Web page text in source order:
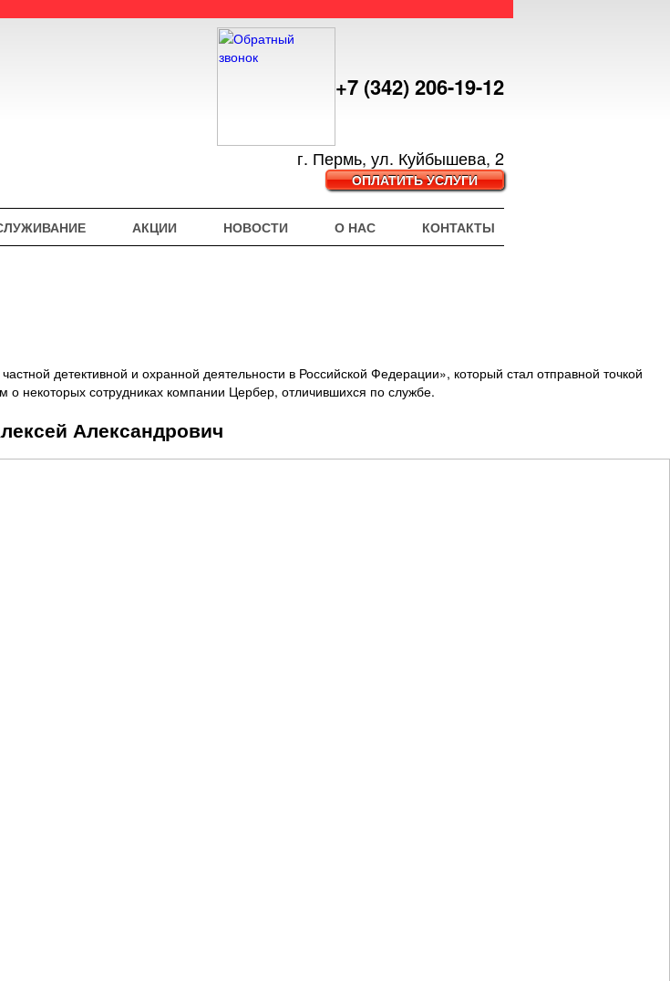
+7 (342) 206-19-12
г. Пермь, ул. Куйбышева, 2
ОПЛАТИТЬ УСЛУГИ
АКЦИИ НОВОСТИ О НАС КОНТАКТЫ
детективной и охранной деятельности в Российской Федерации», который стал отправной точкой
некоторых сотрудниках компании Цербер, отличившихся по службе.
Александрович